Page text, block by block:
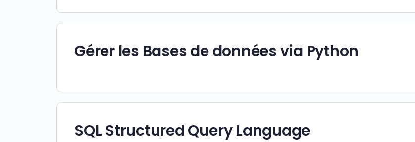
Gérer les Bases de données via Python
SQL Structured Query Language